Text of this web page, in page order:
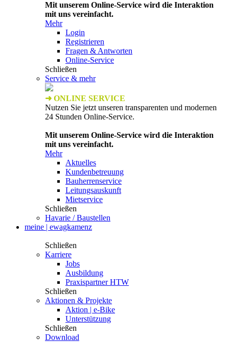
Mit unserem Online-Service wird die Interaktion
mit uns vereinfacht.
Mehr
Login
Registrieren
Fragen & Antworten
Online-Service
Schließen
Service & mehr
➜ ONLINE SERVICE
Nutzen Sie jetzt unseren transparenten und modernen
24 Stunden Online-Service.
Mit unserem Online-Service wird die Interaktion
mit uns vereinfacht.
Mehr
Aktuelles
Kundenbetreuung
Bauherrenservice
Leitungsauskunft
Mietservice
Schließen
Havarie / Baustellen
meine | ewagkamenz
Schließen
Karriere
Jobs
Ausbildung
Praxispartner HTW
Schließen
Aktionen & Projekte
Aktion | e-Bike
Unterstützung
Schließen
Download